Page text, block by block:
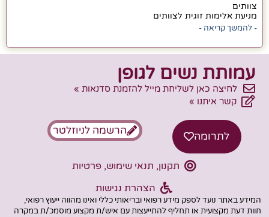
צוותים
מניעת אלימות זוגית לצוותים
- להמשך קריאה -
עמותת נשים לגופן
לחיצה כאן לשליחת מייל להזמנת סדנאות »
קשר איתנו »
לתרומה הרשמה לניוזלטר
תקנון, תנאי שימוש, פרטיות
הצהרת נגישות
המידע באתר נועד לספק מידע רפואי ובריאותי כללי ואינו מהווה ייעוץ רפואי,
חוות דעת מקצועית או תחליף להתייעצות עם איש/ת מקצוע מוסמכ/ת במקרה